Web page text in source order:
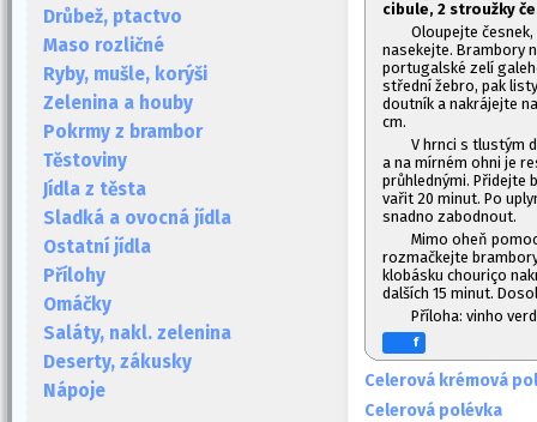
Drůbež, ptactvo
Maso rozličné
Ryby, mušle, korýši
Zelenina a houby
Pokrmy z brambor
Těstoviny
Jídla z těsta
Sladká a ovocná jídla
Ostatní jídla
Přílohy
Omáčky
Saláty, nakl. zelenina
Deserty, zákusky
Nápoje
cibule, 2 stroužky
Oloupejte
nasekejte. Brambory
portugalské zelí
střední žebro, pak
doutník a nakrájejte
cm.
V hrnci s tlustým
a na mírném ohni je
průhlednými. Přidejte
vařit 20 minut. Po
snadno zabodnout.
Mimo oheň
rozmačkejte
klobásku chouriço
dalších 15 minut.
Příloha: vinho
f
Celerová krémová
Celerová polévka